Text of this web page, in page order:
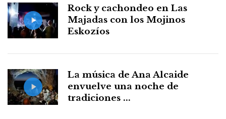
Rock y cachondeo en Las
Majadas con los Mojinos
Eskozíos
La música de Ana Alcaide
envuelve una noche de
tradiciones ...